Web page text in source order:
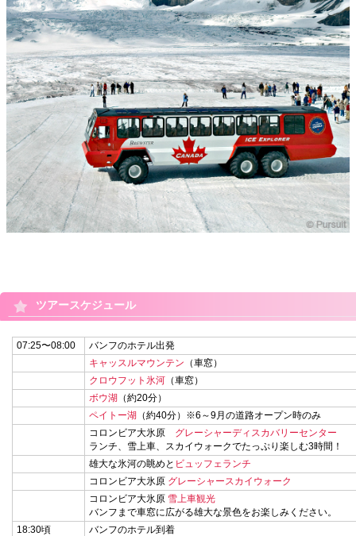
ツアースケジュール
07:25〜08:00
バンフのホテル出発
キャッスルマウンテン （車窓）
クロウフット氷河 （車窓）
ボウ湖 （約20分）
ペイトー湖 （約40分）※6～9月の道路オープン時のみ
コロンビア大氷原 グレーシャーディスカバリーセンター
ランチ、雪上車、スカイウォークでたっぷり楽しむ3時間！
雄大な氷河の眺めと ビュッフェランチ
コロンビア大氷原 グレーシャースカイウォーク
コロンビア大氷原 雪上車観光
バンフまで車窓に広がる雄大な景色をお楽しみください。
18:30頃
バンフのホテル到着